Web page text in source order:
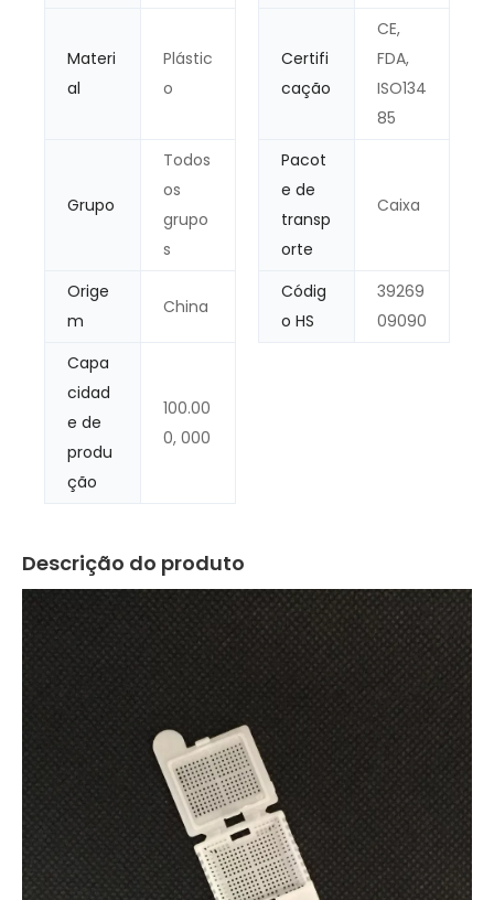
Materi
al
Plástic
o
Certifi
cação
CE,
FDA,
ISO134
85
Grupo
Todos
os
grupo
s
Pacot
e de
transp
orte
Caixa
Orige
m
China
Códig
o HS
39269
09090
Capa
cidad
e de
produ
ção
100.00
0, 000
Descrição do produto